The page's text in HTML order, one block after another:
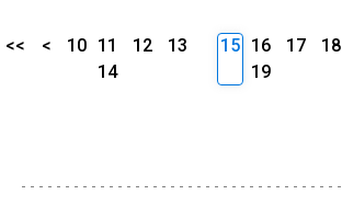
<< < 10 11 12
13
14
15 16 17
18
19